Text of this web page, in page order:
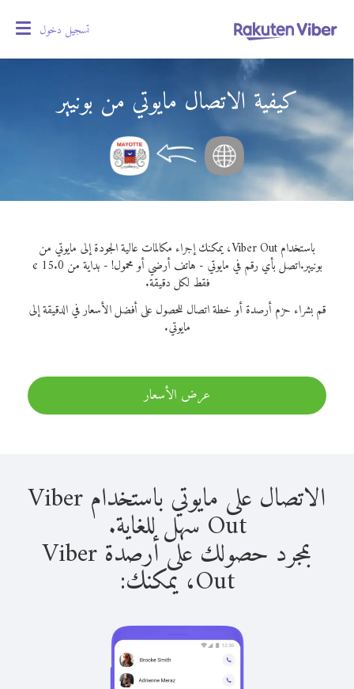
تسجيل دخول
كيفية الاتصال مايوتي من بونيير
باستخدام Viber Out، يمكنك إجراء مكالمات عالية الجودة إلى مايوتي من
بونيير.
اتصل بأي رقم في مايوتي - هاتف أرضي أو محمول! - بداية من 15.0 ¢
فقط لكل دقيقة.
قم بشراء حزم أرصدة أو خطة اتصال للحصول على أفضل الأسعار في الدقيقة إلى
مايوتي.
عرض الأسعار
الاتصال على مايوتي باستخدام Viber
Out سهل للغاية.
بمجرد حصولك على أرصدة Viber
Out، يمكنك: